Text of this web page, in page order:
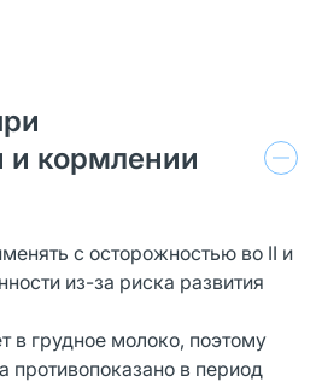
и кормлении
с осторожностью во II и
из-за риска развития
в грудное молоко, поэтому
противопоказано в период